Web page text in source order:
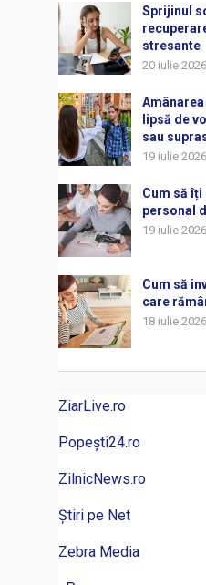
Sprijinul
stresante
20 iulie 2026
lipsă de
sau
19 iulie 2026
Cum să
personal
19 iulie 2026
Cum să
care
18 iulie 2026
ZiarLive.ro
Popești24.ro
ZilnicNews.ro
Știri pe Net
Zebra Media